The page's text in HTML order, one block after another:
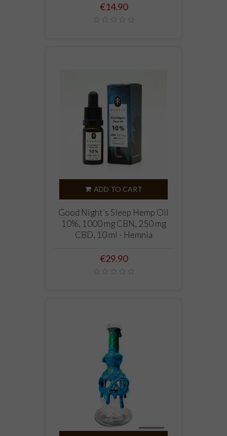
Price
€14.90
ADD TO CART
Good Night´s Sleep Hemp Oil
10%, 1000 mg CBN, 250 mg
CBD, 10 ml - Hemnia
Price
€29.90